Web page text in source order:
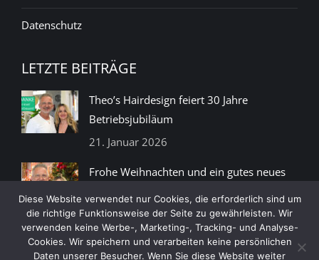
Datenschutz
LETZTE BEITRÄGE
Theo’s Hairdesign feiert 30 Jahre
Betriebsjubiläum
21. Januar 2026
Frohe Weihnachten und ein gutes neues
15. Dezember 2025
Diese Website verwendet nur Cookies, die erforderlich sind um
die richtige Funktionsweise der Seite zu gewährleisten. Wir
verwenden keine Werbe-, Marketing-, Tracking- und Analyse-
Cookies. Wir speichern und verarbeiten keine persönlichen
Daten unserer Besucher. Wenn Sie diese Website weiter